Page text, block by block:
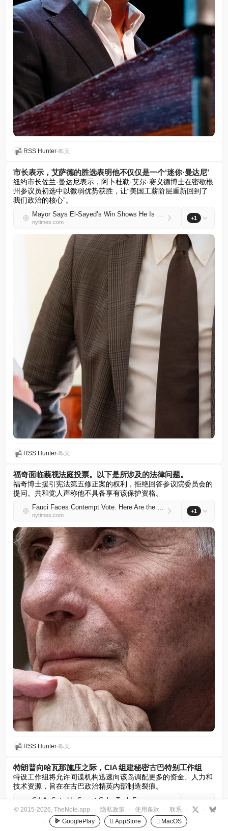
RSS Hunter•昨天
市长表示，艾萨德的胜选表明他不仅仅是一个‘迷你·曼达尼’
纽约市长佐兰·曼达尼表示，阿卜杜勒·艾尔·赛义德博士在密歇根
州参议员初选中以微弱优势获胜，让“美国工薪阶层重新回到了
我们政治的核心”。
Mayor Says El-Sayed’s Win Shows He Is More Than a ‘Mini-Mamdani’
nytimes.com
+1
RSS Hunter•昨天
福奇面临藐视法庭投票。以下是所涉及的法律问题。
福奇博士援引宪法第五修正案的权利，拒绝回答参议院委员会的
提问。共和党人声称他不具备享有该保护资格。
Fauci Faces Contempt Vote. Here Are the Legal Issues Involved.
nytimes.com
+1
RSS Hunter•昨天
特朗普向哈瓦那施压之际，CIA 组建秘密古巴特别工作组
特设工作组将允许间谍机构迅速向该岛调配更多的资金、人力和
技术资源，旨在在古巴政治精英内部制造裂痕。
nytimes.com
© 2015-2026, TheNote.app · 隐私政策 · 使用条款 · 联系 ·
·
·
GooglePlay  AppStore  MacOS